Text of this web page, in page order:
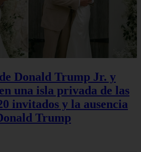
Donald Trump Jr. y
una isla privada de las
invitados y la ausencia
Trump